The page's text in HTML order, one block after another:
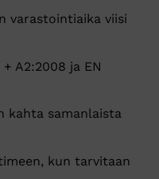
varastointiaika viisi
+ A2:2008 ja EN
kahta samanlaista
kun tarvitaan